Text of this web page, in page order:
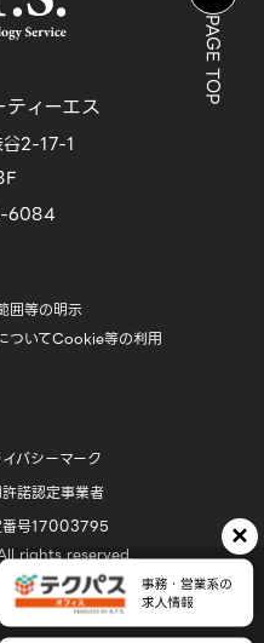
ィーエス
谷2-17-1
6084
囲等の明示
ついてCookie等の利用
バシーマーク
諾認定事業者
番号17003795
rights reserved.
PAGE TOP
×